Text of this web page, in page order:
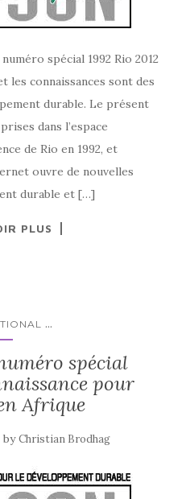
spécial 1992 Rio 2012
les connaissances sont des
durable. Le présent
dans l’espace
de Rio en 1992, et
ouvre de nouvelles
durable et […]
PLUS
...
spécial
pour
Afrique
byChristian Brodhag